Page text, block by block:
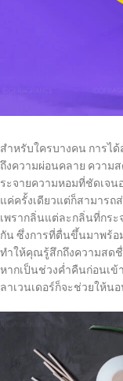
สำหรับใครบางคน การไ
ถึงความผ่อนคลาย ความ
ระจายความหอมที่ชัดเจน
แค่ครั้งเดียวแต่ก็สามาร
เพรากลิ่นแต่ละกลิ่นที่กร
กัน ซึ่งการที่ตื่นขึ้นมาพร้
ทำให้คุณรู้สึกถึงความสดชื่
หากเป็นช่วงค่ำคืนก่อนเ
ลาเวนเดอร์ก็จะช่วยให้